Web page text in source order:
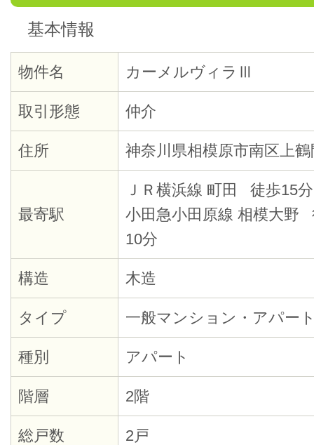
基本情報
物件名 カーメルヴィラⅢ
取引形態 仲介
住所 神奈川県相模原市南区上
最寄駅
ＪＲ横浜線 町田 徒歩15
小田急小田原線 相模大野
10分
構造 木造
タイプ 一般マンション・アパー
種別 アパート
階層 2階
総戸数 2戸